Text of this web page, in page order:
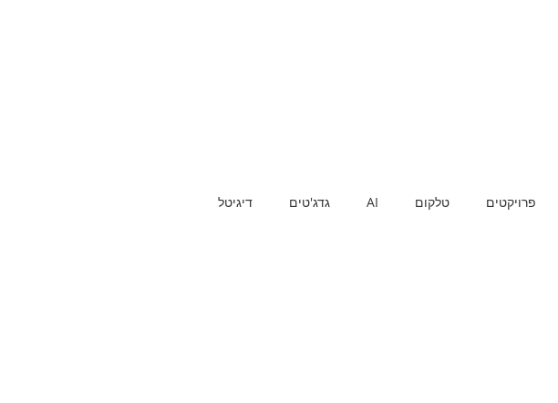
פרויקטים טלקום AI גדג'טים דיגיטל